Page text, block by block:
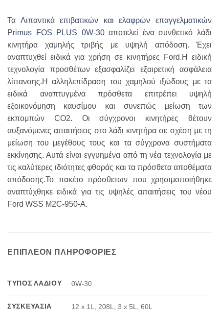
Τα Λιπαντικά επιβατικών και ελαφρών επαγγελματικών
Primus FOS PLUS 0W-30αποτελεί ένα συνθετικό λάδι
κινητήρα χαμηλής τριβής με υψηλή απόδοση. Έχει
αναπτυχθεί ειδικά για χρήση σε κινητήρες Ford.Η ειδική
τεχνολογία προσθέτων εξασφαλίζει εξαιρετική ασφάλεια
λίπανσης.Η αλληλεπίδραση του χαμηλού ιξώδους με τα
ειδικά αναπτυγμένα πρόσθετα επιτρέπει υψηλή
εξοικονόμηση καυσίμου και συνεπώς μείωση των
εκπομπών CO2. Οι σύγχρονοι κινητήρες θέτουν
αυξανόμενες απαιτήσεις στο λάδι κινητήρα σε σχέση με τη
μείωση του μεγέθους τους και τα σύγχρονα συστήματα
εκκίνησης. Αυτά είναι εγγυημένα από τη νέα τεχνολογία με
τις καλύτερες ιδιότητες φθοράς και τα πρόσθετα αποθέματα
απόδοσης.Το πακέτο πρόσθετων που χρησιμοποιήθηκε
αναπτύχθηκε ειδικά για τις υψηλές απαιτήσεις του νέου
Ford WSS M2C-950-A.
ΕΠΙΠΛΈΟΝ ΠΛΗΡΟΦΟΡΊΕΣ
ΤΎΠΟΣ ΛΑΔΙΟΎ 0W-30
ΣΥΣΚΕΥΑΣΊΑ 12 x 1L, 208L, 3 x 5L, 60L